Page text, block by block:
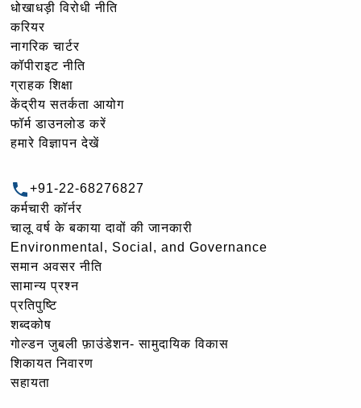
धोखाधड़ी विरोधी नीति
करियर
नागरिक चार्टर
कॉपीराइट नीति
ग्राहक शिक्षा
केंद्रीय सतर्कता आयोग
फॉर्म डाउनलोड करें
हमारे विज्ञापन देखें
+91-22-68276827
कर्मचारी कॉर्नर
चालू वर्ष के बकाया दावों की जानकारी
Environmental, Social, and Governance
समान अवसर नीति
सामान्य प्रश्न
प्रतिपुष्टि
शब्दकोष
गोल्‍डन जुबली फ़ाउंडेशन- सामुदायिक विकास
शिकायत निवारण
सहायता